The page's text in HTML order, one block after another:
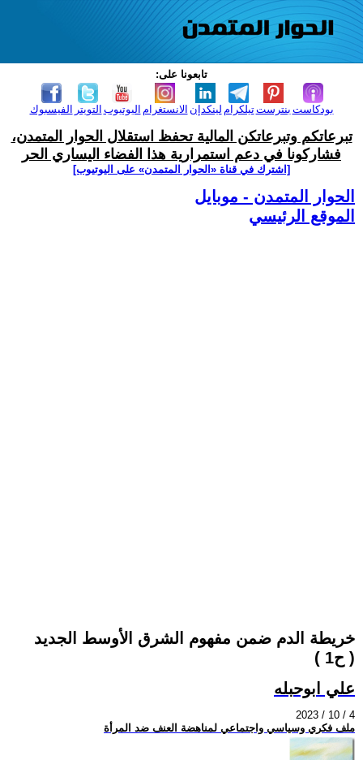
تابعونا على:
الفيسبوك التويتر اليوتيوب الانستغرام لينكدإن تيلكرامبنترست بودكاست
تبرعاتكم وتبرعاتكن المالية تحفظ استقلال الحوار المتمدن،
فشاركونا في دعم استمرارية هذا الفضاء اليساري الحر
[اشترك في قناة ‫«الحوار المتمدن» على اليوتيوب]
الحوار المتمدن - موبايل
الموقع الرئيسي
خريطة الدم ضمن مفهوم الشرق الأوسط الجديد
( ح1 )
علي ابوحبله
2023 / 10 / 4
ملف فكري وسياسي واجتماعي لمناهضة العنف ضد المرأة